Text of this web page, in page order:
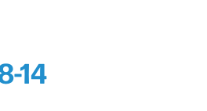
14